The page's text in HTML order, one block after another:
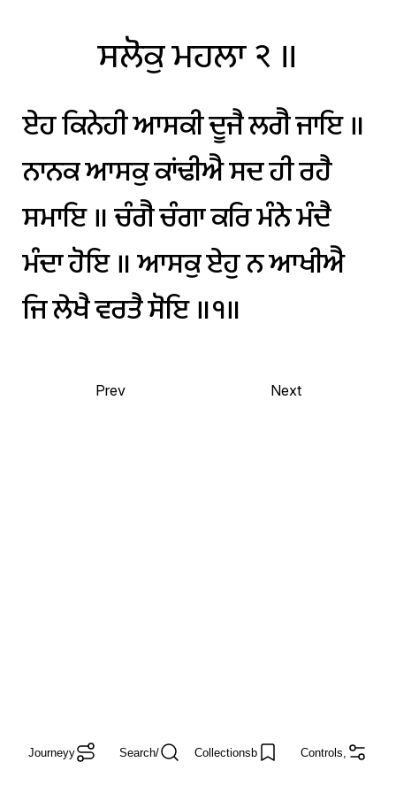
ਸਲੋਕੁਮਹਲਾ੨ ॥
ਏਹਕਿਨੇਹੀਆਸਕੀਦੂਜੈਲਗੈਜਾਇ॥
ਨਾਨਕਆਸਕੁਕਾਂਢੀਐਸਦਹੀਰਹੈ
ਸਮਾਇ॥ਚੰਗੈਚੰਗਾਕਰਿਮੰਨੇਮੰਦੈ
ਮੰਦਾਹੋਇ॥ਆਸਕੁਏਹੁਨਆਖੀਐ
ਜਿਲੇਖੈਵਰਤੈਸੋਇ॥੧॥
Prev Next
Journeyy Search/ Collectionsb Controls